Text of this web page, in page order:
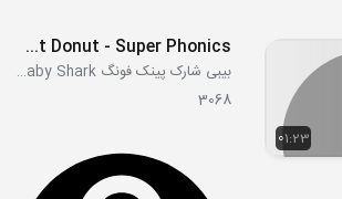
01:23
Coconut Donut - Super Phonics
بیبی شارک پینک فونگ Pink Fong Baby Shark
3068